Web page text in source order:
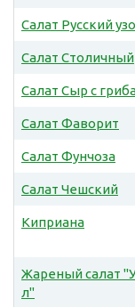
Салат Русский
Салат Столичный
Салат Сыр с
Салат Фаворит
Салат Фунчоза
Салат Чешский
Киприана
Жареный салат
л"